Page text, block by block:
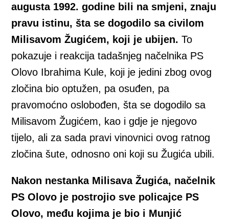
augusta 1992. godine bili na smjeni, znaju
pravu istinu, šta se dogodilo sa civilom
Milisavom Žugićem, koji je ubijen.To
pokazuje i reakcija tadašnjeg načelnika PS
Olovo Ibrahima Kule, koji je jedini zbog ovog
zločina bio optužen, pa osuđen, pa
pravomoćno oslobođen, šta se dogodilo sa
Milisavom Žugićem, kao i gdje je njegovo
tijelo, ali za sada pravi vinovnici ovog ratnog
zločina šute, odnosno oni koji su Žugića ubili.
Nakon nestanka Milisava Žugića, načelnik
PS Olovo je postrojio sve policajce PS
Olovo, među kojima je bio i Munjić